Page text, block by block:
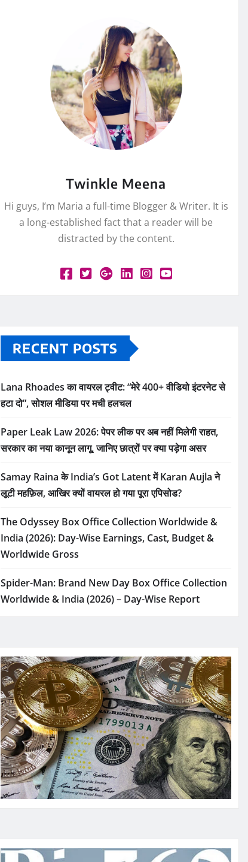
Twinkle Meena
Hi guys, I’m Maria a full-time Blogger & Writer. It is
a long-established fact that a reader will be
distracted by the content.
RECENT POSTS
Lana Rhoades का वायरल ट्वीट: “मेरे 400+ वीडियो इंटरनेट से
हटा दो”, सोशल मीडिया पर मची हलचल
Paper Leak Law 2026: पेपर लीक पर अब नहीं मिलेगी राहत,
सरकार का नया कानून लागू, जानिए छात्रों पर क्या पड़ेगा असर
Samay Raina के India’s Got Latent में Karan Aujla ने
लूटी महफ़िल, आखिर क्यों वायरल हो गया पूरा एपिसोड?
The Odyssey Box Office Collection Worldwide &
India (2026): Day-Wise Earnings, Cast, Budget &
Worldwide Gross
Spider-Man: Brand New Day Box Office Collection
Worldwide & India (2026) – Day-Wise Report